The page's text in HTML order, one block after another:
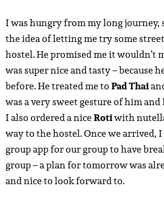
I was hungry from my long journey,
the idea of letting me try some
hostel. He promised me it wouldn’t
was super nice and tasty – because
before. He treated me toPad Thai
was a very sweet gesture of him
I also ordered a niceRotiwith
way to the hostel. Once we arrived,
group app for our group to have
group – a plan for tomorrow was
and nice to look forward to.